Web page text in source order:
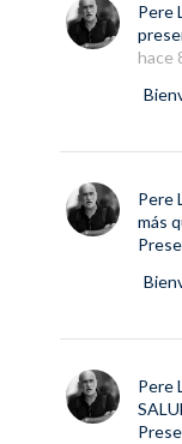
Pere
hace
Pere
más
Pere